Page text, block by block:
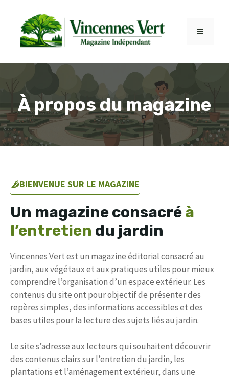
contenu
MENU
À propos du magazine
BIENVENUE SUR LE MAGAZINE
Un magazine consacréà
l’entretien du jardin
Vincennes Vert est un magazine éditorial consacré au
jardin, aux végétaux et aux pratiques utiles pour mieux
comprendre l’organisation d’un espace extérieur. Les
contenus du site ont pour objectif de présenter des
repères simples, des informations accessibles et des
bases utiles pour la lecture des sujets liés au jardin.
Le site s’adresse aux lecteurs qui souhaitent découvrir
des contenus clairs sur l’entretien du jardin, les
plantations et l’aménagement extérieur, dans une